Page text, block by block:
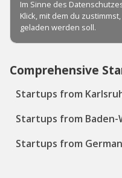
Comprehensive
Startups from
Startups from
Startups from